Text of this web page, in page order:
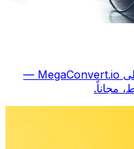
لتحويل FLAC إلى MP3، ارفع .flac إلى MegaConvert.io —